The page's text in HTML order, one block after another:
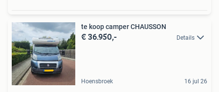
te koop camper CHAUSSON
€ 36.950,- Details
Hoensbroek 16 jul 26